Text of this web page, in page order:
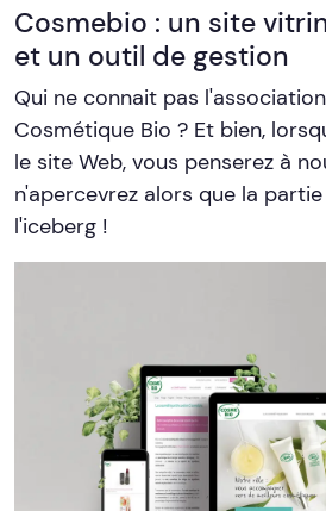
Cosmebio : un site
et un outil de gestion
Qui ne connait pas
Cosmétique Bio ? Et bien,
le site Web, vous penserez à
n'apercevrez alors que la
l'iceberg !